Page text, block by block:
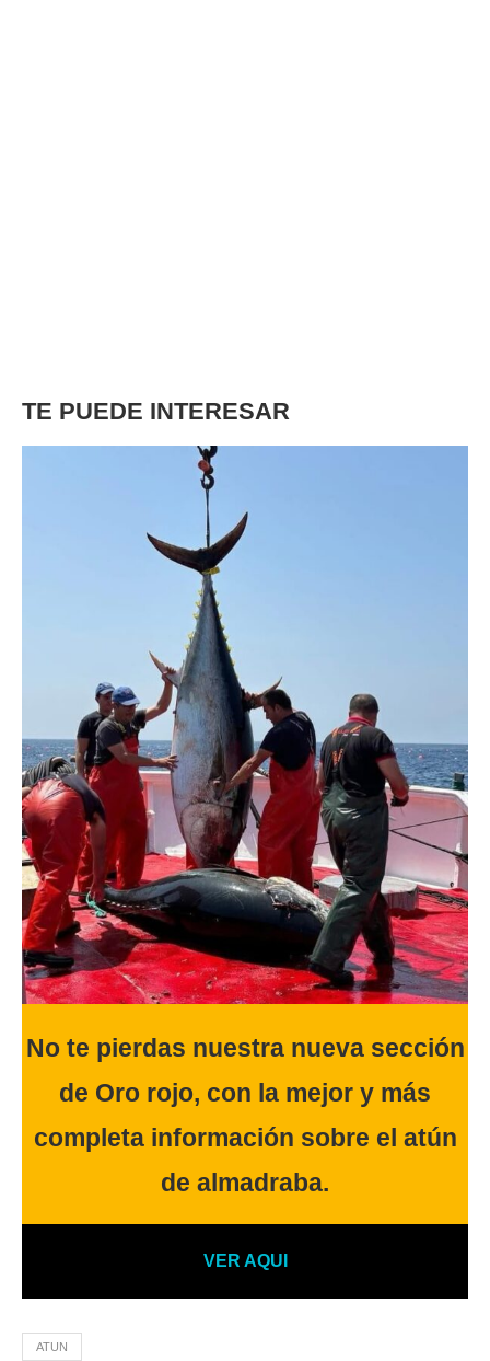
TE PUEDE INTERESAR
No te pierdas nuestra nueva sección
de Oro rojo, con la mejor y más
completa información sobre el atún
de almadraba.
VER AQUI
ATUN